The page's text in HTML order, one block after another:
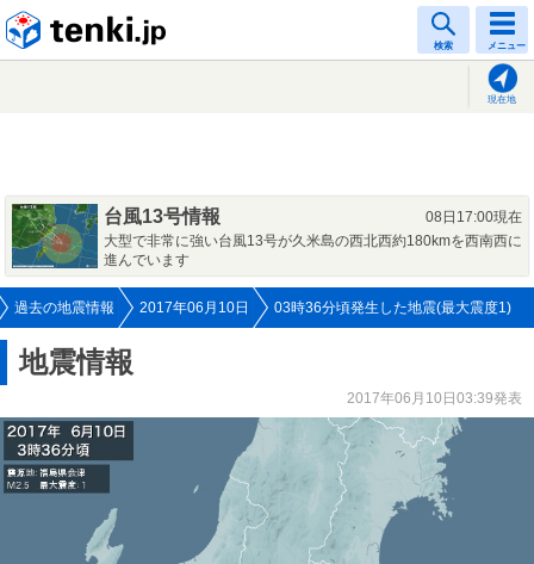
検索 メニュー
現在地
台風13号情報
08日17:00現在
大型で非常に強い台風13号が久米島の西北西約180kmを西南西に
進んでいます
過去の地震情報 2017年06月10日 03時36分頃発生した地震(最大震度1)
地震情報
2017年06月10日03:39発表